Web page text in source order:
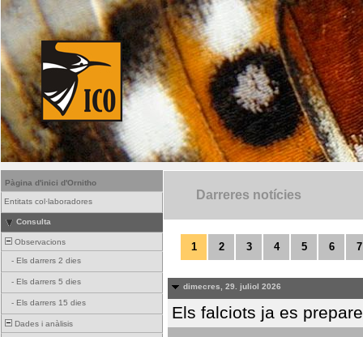
Pàgina d'inici d'Ornitho
Entitats col·laboradores
Consulta
Observacions
- Els darrers 2 dies
- Els darrers 5 dies
- Els darrers 15 dies
Dades i anàlisis
Darreres notícies
1 2 3 4 5 6 7
dimecres, 29. juliol 2026
Els falciots ja es